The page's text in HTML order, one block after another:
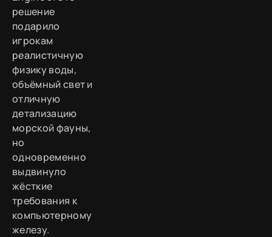
решение
подарило
игрокам
реалистичную
физику воды,
объёмный свет и
отличную
детализацию
морской фауны,
но
одновременно
выдвинуло
жёсткие
требования к
компьютерному
железу.